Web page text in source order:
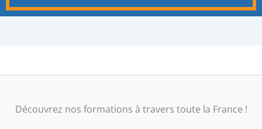
Découvrez nos formations à travers toute la France !